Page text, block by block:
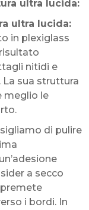
ultra lucida:
ultra lucida:
in plexiglass
nitidi e
La sua struttura
meglio le
di pulire
a secco
premete
i bordi. In